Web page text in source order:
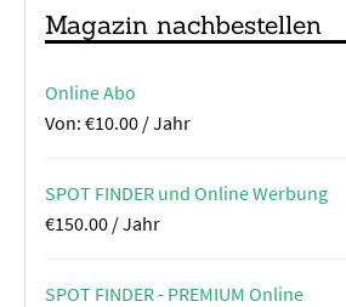
Magazin nachbestellen
Online Abo
Von: €10.00 / Jahr
SPOT FINDER und Online Werbung
€150.00 / Jahr
SPOT FINDER - PREMIUM Online